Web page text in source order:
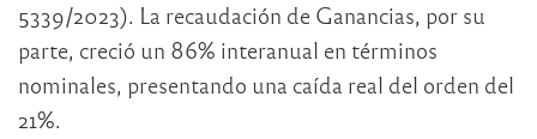
5339/2023). La recaudación de Ganancias, por su
parte, creció un 86% interanual en términos
nominales, presentando una caída real del orden del
21%.